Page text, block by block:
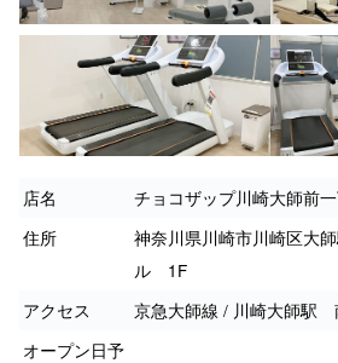
店名
チョコザップ川崎大師前
住所
神奈川県川崎市川崎区大
ル 1F
アクセス
京急大師線 / 川崎大師
オープン日予